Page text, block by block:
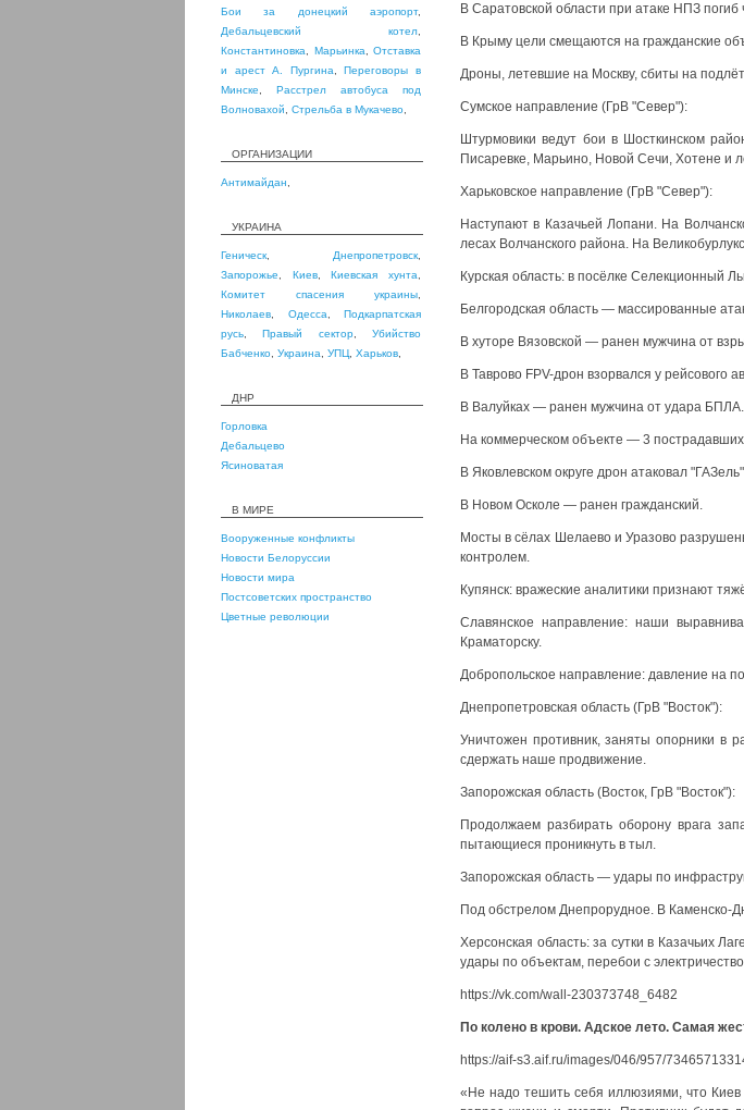
Бои за донецкий аэропорт,
Дебальцевский котел
Константиновка
Марьинка
Отставка
и арест А. Пургина ,Переговоры в
Минске
Расстрел автобуса под
Волновахой
Стрельба в Мукачево
ОРГАНИЗАЦИИ
Антимайдан
УКРАИНА
Геническ Днепропетровск
Запорожье
Киев,Киевская хунта
Комитет спасения украины
Николаев
Одесса
Подкарпатская
русь ,Правый сектор,Убийство
Бабченко Украина УПЦ Харьков
ДНР
Горловка
Дебальцево
Ясиноватая
В МИРЕ
Вооруженные конфликты
Новости Белоруссии
Новости мира
Постсоветских пространство
Цветные революции
В Саратовской области при атаке НПЗ погиб
В Крыму цели смещаются на гражданские
Дроны, летевшие на Москву, сбиты на
Сумское направление (ГрВ "Север"):
Штурмовики ведут бои в Шосткинском
Писаревке, Марьино, Новой Сечи, Хотене и
Харьковское направление (ГрВ "Север"):
Наступают в Казачьей Лопани. На
лесах Волчанского района. На
Курская область: в посёлке Селекционный
Белгородская область — массированные
В хуторе Вязовской — ранен мужчина от
В Таврово FPV-дрон взорвался у
В Валуйках — ранен мужчина от удара БПЛА.
На коммерческом объекте — 3
В Яковлевском округе дрон атаковал
В Новом Осколе — ранен гражданский.
Мосты в сёлах Шелаево и Уразово
контролем.
Купянск: вражеские аналитики признают
Славянское направление: наши
Краматорску.
Добропольское направление: давление на
Днепропетровская область (ГрВ "Восток"):
Уничтожен противник, заняты опорники в
сдержать наше продвижение.
Запорожская область (Восток, ГрВ "Восток"):
Продолжаем разбирать оборону врага
пытающиеся проникнуть в тыл.
Запорожская область — удары по
Под обстрелом Днепрорудное. В Каменско-
Херсонская область: за сутки в Казачьих
удары по объектам, перебои с
https://vk.com/wall-230373748_6482
По колено в крови. Адское лето. Самая
https://aif-s3.aif.ru/images/046/957/
«Не надо тешить себя иллюзиями, что Киев